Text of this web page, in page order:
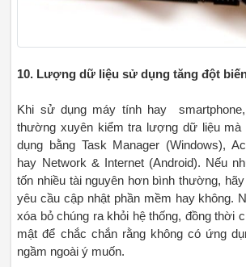
10. Lượng dữ liệu sử dụng tăng đột
Khi sử dụng máy tính hay
thường xuyên kiểm tra lượng dữ liệu
dụng bằng Task Manager (Windows),
hay Network & Internet (Android). Nếu
tốn nhiều tài nguyên hơn bình thường,
yêu cầu cập nhật phần mềm hay không.
xóa bỏ chúng ra khỏi hệ thống, đồng thời
mật để chắc chắn rằng không có ứng
ngầm ngoài ý muốn.